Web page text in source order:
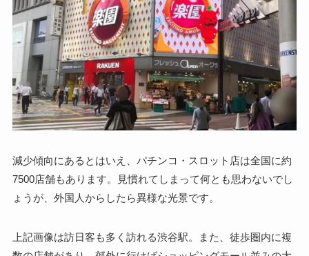
減少傾向にあるとはいえ、パチンコ・スロット店は全国に約
7500店舗もあります。見慣れてしまって何とも思わないでし
ょうが、外国人からしたら異様な光景です。
上記画像は訪日客も多く訪れる渋谷駅。また、徒歩圏内に複